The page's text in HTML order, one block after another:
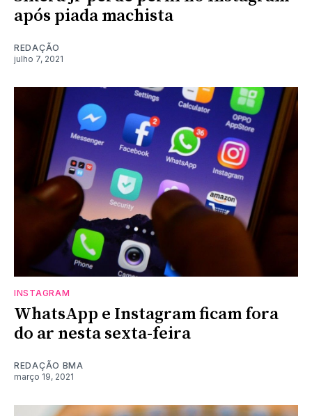
após piada machista
REDAÇÃO
julho 7, 2021
INSTAGRAM
WhatsApp e Instagram ficam fora
do ar nesta sexta-feira
REDAÇÃO BMA
março 19, 2021